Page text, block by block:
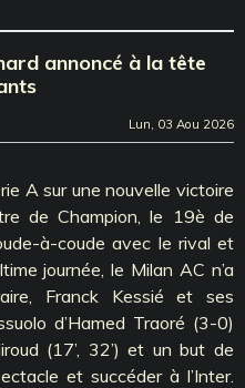
annoncé à la tête
Lun, 03 Aou 2026
A sur une nouvelle victoire
de Champion, le 19è de
à-coude avec le rival et
journée, le Milan AC n’a
Franck Kessié et ses
d’Hamed Traoré (3-0)
(17’, 32’) et un but de
et succéder à l’Inter.